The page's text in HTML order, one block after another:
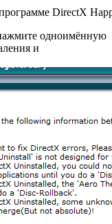
DirectX
одноимённую
и